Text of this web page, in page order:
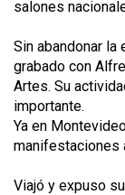
salones
Sin abandonar la
grabado con
Artes. Su
importante.
Ya en
manifestaciones
Viajó y expuso